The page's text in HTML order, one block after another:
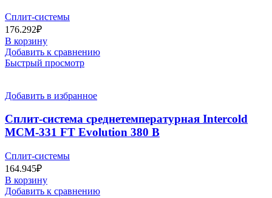
Сплит-системы
176.292₽
В корзину
Добавить к сравнению
Быстрый просмотр
Добавить в избранное
Сплит-система среднетемпературная Intercold
MCM-331 FT Evolution 380 В
Сплит-системы
164.945₽
В корзину
Добавить к сравнению